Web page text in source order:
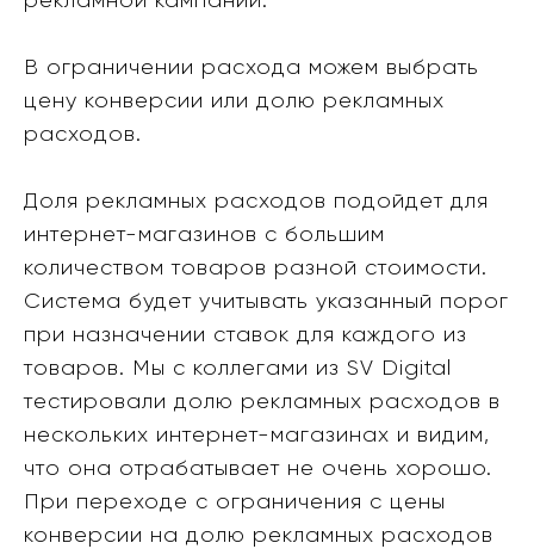
В ограничении расхода можем выбрать
цену конверсии или долю рекламных
расходов.
Доля рекламных расходов подойдет для
интернет-магазинов с большим
количеством товаров разной стоимости.
Система будет учитывать указанный порог
при назначении ставок для каждого из
товаров. Мы с коллегами из SV Digital
тестировали долю рекламных расходов в
нескольких интернет-магазинах и видим,
что она отрабатывает не очень хорошо.
При переходе с ограничения с цены
конверсии на долю рекламных расходов